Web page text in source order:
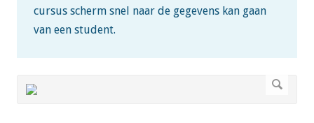
cursus scherm snel naar de gegevens kan gaan
van een student.